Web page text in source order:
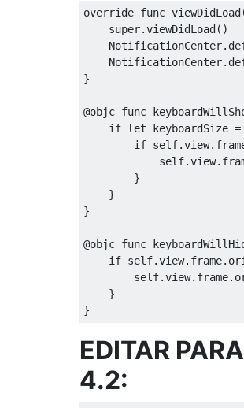
override func viewDidLoad
super.viewDidLoad()
NotificationCenter.
NotificationCenter.
}
@objc func
if let keyboardSize =
if self.view.
self.view.
}
}
}
@objc func
if self.view. frame.
self.view. frame.
}
}
EDITAR
4.2: